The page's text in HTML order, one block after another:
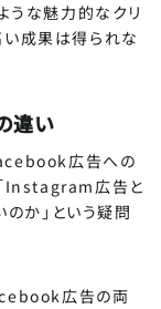
うな魅力的なクリ
い成果は得られな
違い
広告への
Instagram広告と
か」という疑問
広告の両